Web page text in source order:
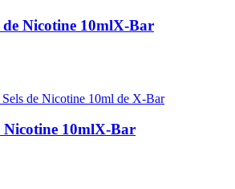
Nicotine 10mlX-Bar
Nicotine 10mlX-Bar